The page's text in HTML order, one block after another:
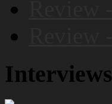
Interviews